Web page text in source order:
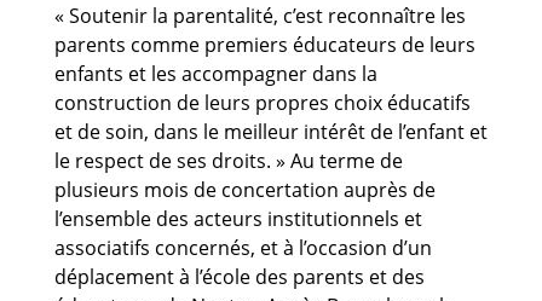
« Soutenir la parentalité, c’est reconnaître les
parents comme premiers éducateurs de leurs
enfants et les accompagner dans la
construction de leurs propres choix éducatifs
et de soin, dans le meilleur intérêt de l’enfant et
le respect de ses droits. » Au terme de
plusieurs mois de concertation auprès de
l’ensemble des acteurs institutionnels et
associatifs concernés, et à l’occasion d’un
déplacement à l’école des parents et des